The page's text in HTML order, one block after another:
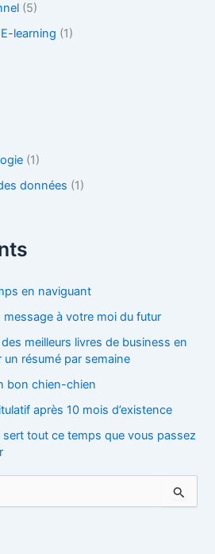
(5)
learning (1)
(1)
données (1)
en naviguant
message à votre moi du futur
meilleurs livres de business en
résumé par semaine
bon chien-chien
après 10 mois d’existence
tout ce temps que vous passez